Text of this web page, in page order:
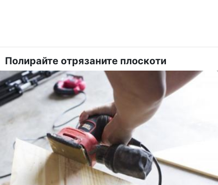
Полирайте отрязаните плоскоти